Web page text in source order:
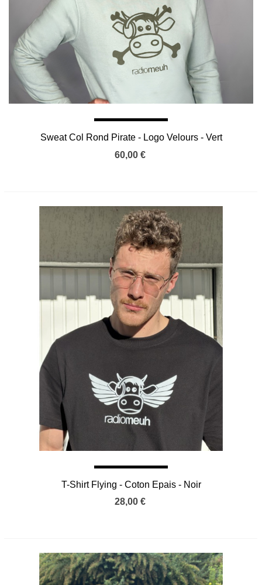
Sweat Col Rond Pirate - Logo Velours - Vert
Iceberg
60,00 €
T-Shirt Flying - Coton Epais - Noir
28,00 €